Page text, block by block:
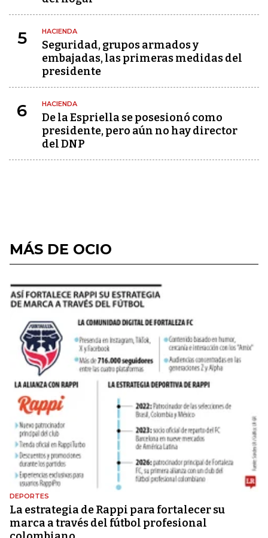
5 HACIENDA
Seguridad, grupos armados y
embajadas, las primeras medidas del
presidente
6 HACIENDA
De la Espriella se posesionó como
presidente, pero aún no hay director
del DNP
MÁS DE OCIO
DEPORTES
La estrategia de Rappi para fortalecer su
marca a través del fútbol profesional